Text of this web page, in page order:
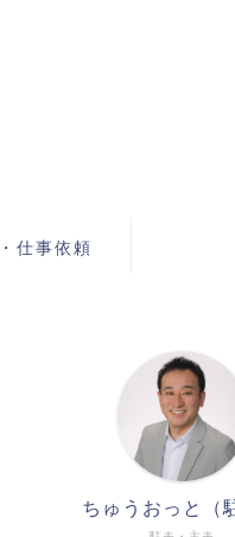
仕事依頼
ちゅうおっと（